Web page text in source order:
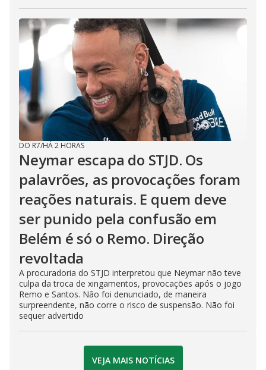
DO R7/HÁ 2 HORAS
Neymar escapa do STJD. Os
palavrões, as provocações foram
reações naturais. E quem deve
ser punido pela confusão em
Belém é só o Remo. Direção
revoltada
A procuradoria do STJD interpretou que Neymar não teve
culpa da troca de xingamentos, provocações após o jogo
Remo e Santos. Não foi denunciado, de maneira
surpreendente, não corre o risco de suspensão. Não foi
sequer advertido
VEJA MAIS NOTÍCIAS